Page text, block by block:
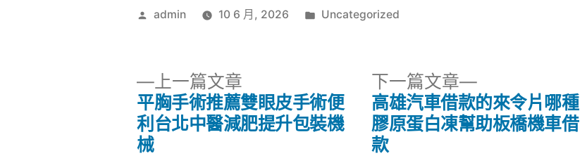
作
admin 10 6 月, 2026
分
Uncategorized
上一篇文章
一
篇
平胸手術推薦雙眼皮手術便
利台北中醫減肥提升包裝機
械
下一篇文章
下
一
篇
高雄汽車借款的來令片哪種
膠原蛋白凍幫助板橋機車借
款